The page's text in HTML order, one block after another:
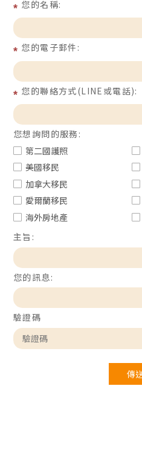
您的名稱:
您的電子郵件:
您的聯絡方式(LINE或電話):
您想詢問的服務:
第二國護照
美國移民
加拿大移民
愛爾蘭移民
海外房地產
主旨:
您的訊息:
驗證碼
傳